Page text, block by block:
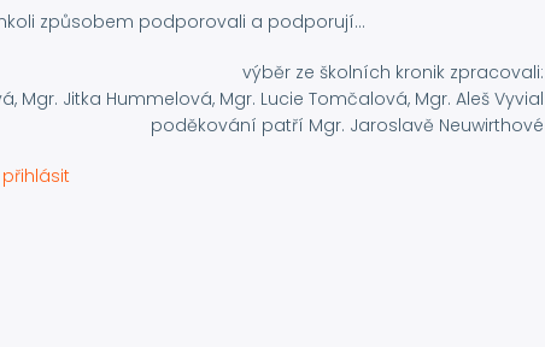
způsobem podporovali a podporují...
výběr ze školních kronik zpracovali:
Mgr. Jitka Hummelová, Mgr. Lucie Tomčalová, Mgr. Aleš Vyvial
poděkování patří Mgr. Jaroslavě Neuwirthové
přihlásit